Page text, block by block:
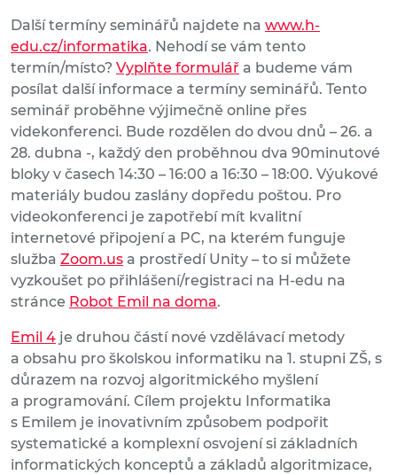
Další termíny seminářů najdete na www.h-
edu.cz/informatika. Nehodí se vám tento
termín/místo? Vyplňte formulář a budeme vám
posílat další informace a termíny seminářů. Tento
seminář proběhne výjimečně online přes
videkonferenci. Bude rozdělen do dvou dnů – 26. a
28. dubna -, každý den proběhnou dva 90minutové
bloky v časech 14:30 – 16:00 a 16:30 – 18:00. Výukové
materiály budou zaslány dopředu poštou. Pro
videokonferenci je zapotřebí mít kvalitní
internetové připojení a PC, na kterém funguje
služba Zoom.us a prostředí Unity – to si můžete
vyzkoušet po přihlášení/registraci na H-edu na
stránce Robot Emil na doma.
Emil 4 je druhou částí nové vzdělávací metody
a obsahu pro školskou informatiku na 1. stupni ZŠ, s
důrazem na rozvoj algoritmického myšlení
a programování. Cílem projektu Informatika
s Emilem je inovativním způsobem podpořit
systematické a komplexní osvojení si základních
informatických konceptů a základů algoritmizace,